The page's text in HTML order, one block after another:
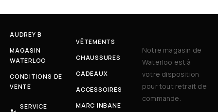
AUDREY B
MAGASIN
WATERLOO
CONDITIONS DE
VENTE
SERVICE
VÊTEMENTS
CHAUSSURES
CADEAUX
ACCESSOIRES
MARC INBANE
Notre magasin de
Waterloo est à
votre disposition
pour tout retrait de
commande.